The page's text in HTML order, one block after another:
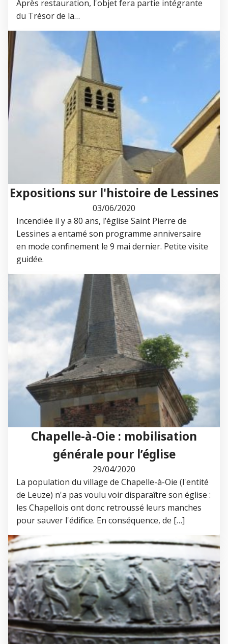
Après restauration, l'objet fera partie intégrante
du Trésor de la…
Expositions sur l'histoire de Lessines
03/06/2020
Incendiée il y a 80 ans, l’église Saint Pierre de
Lessines a entamé son programme anniversaire
en mode confinement le 9 mai dernier. Petite visite
guidée.
Chapelle-à-Oie : mobilisation
générale pour l’église
29/04/2020
La population du village de Chapelle-à-Oie (l'entité
de Leuze) n'a pas voulu voir disparaître son église :
les Chapellois ont donc retroussé leurs manches
pour sauver l'édifice. En conséquence, de […]